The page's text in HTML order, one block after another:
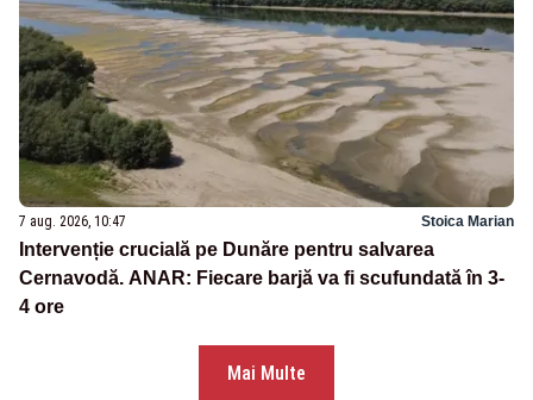
7 aug. 2026, 10:47 Stoica Marian
Intervenție crucială pe Dunăre pentru salvarea
Cernavodă. ANAR: Fiecare barjă va fi scufundată în 3-
4 ore
Mai Multe